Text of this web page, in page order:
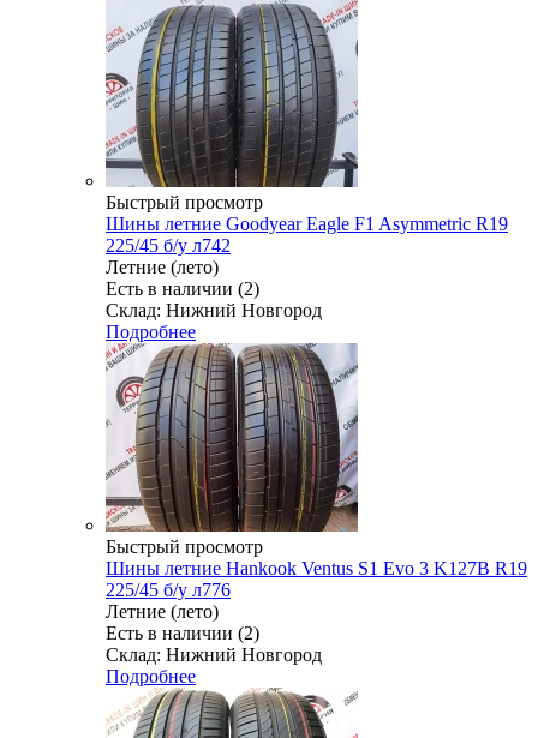
Быстрый просмотр
Шины летние Goodyear Eagle F1 Asymmetric R19
225/45 б/у л742
Летние (лето)
Есть в наличии (2)
Склад: Нижний Новгород
Подробнее
Быстрый просмотр
Шины летние Hankook Ventus S1 Evo 3 K127B R19
225/45 б/у л776
Летние (лето)
Есть в наличии (2)
Склад: Нижний Новгород
Подробнее